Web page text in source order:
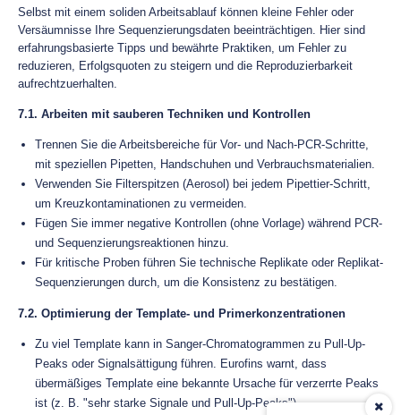
Selbst mit einem soliden Arbeitsablauf können kleine Fehler oder
Versäumnisse Ihre Sequenzierungsdaten beeinträchtigen. Hier sind
erfahrungsbasierte Tipps und bewährte Praktiken, um Fehler zu
reduzieren, Erfolgsquoten zu steigern und die Reproduzierbarkeit
aufrechtzuerhalten.
7.1. Arbeiten mit sauberen Techniken und Kontrollen
Trennen Sie die Arbeitsbereiche für Vor- und Nach-PCR-Schritte,
mit speziellen Pipetten, Handschuhen und Verbrauchsmaterialien.
Verwenden Sie Filterspitzen (Aerosol) bei jedem Pipettier-Schritt,
um Kreuzkontaminationen zu vermeiden.
Fügen Sie immer negative Kontrollen (ohne Vorlage) während PCR-
und Sequenzierungsreaktionen hinzu.
Für kritische Proben führen Sie technische Replikate oder Replikat-
Sequenzierungen durch, um die Konsistenz zu bestätigen.
7.2. Optimierung der Template- und Primerkonzentrationen
Zu viel Template kann in Sanger-Chromatogrammen zu Pull-Up-
Peaks oder Signalsättigung führen. Eurofins warnt, dass
übermäßiges Template eine bekannte Ursache für verzerrte Peaks
ist (z. B. "sehr starke Signale und Pull-Up-Peaks").